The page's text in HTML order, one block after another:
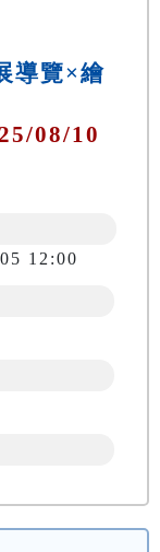
導覽×繪
08/10
12:00